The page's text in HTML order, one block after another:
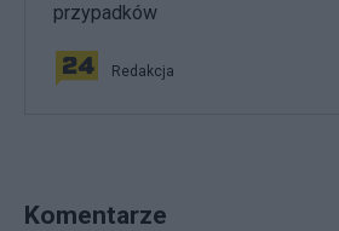
przypadków
Redakcja
Komentarze